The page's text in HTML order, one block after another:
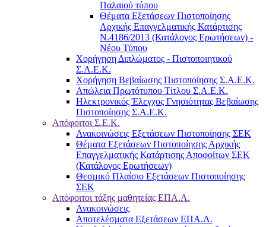
Παλαιού τύπου
Θέματα Εξετάσεων Πιστοποίησης
Αρχικής Επαγγελματικής Κατάρτισης
Ν.4186/2013 (Κατάλογος Ερωτήσεων) -
Νέου Τύπου
Χορήγηση Διπλώματος - Πιστοποιητικού
Σ.Α.Ε.Κ.
Χορήγηση Βεβαίωσης Πιστοποίησης Σ.Α.Ε.Κ.
Απώλεια Πρωτότυπου Τίτλου Σ.Α.Ε.Κ.
Ηλεκτρονικός Έλεγχος Γνησιότητας Βεβαίωσης
Πιστοποίησης Σ.Α.Ε.Κ.
Απόφοιτοι Σ.Ε.Κ.
Ανακοινώσεις Εξετάσεων Πιστοποίησης ΣΕΚ
Θέματα Εξετάσεων Πιστοποίησης Αρχικής
Επαγγελματικής Κατάρτισης Αποφοίτων ΣΕΚ
(Κατάλογος Ερωτήσεων)
Θεσμικό Πλαίσιο Εξετάσεων Πιστοποίησης
ΣΕΚ
Απόφοιτοι τάξης μαθητείας ΕΠΑ.Λ.
Ανακοινώσεις
Αποτελέσματα Εξετάσεων ΕΠΑ.Λ.